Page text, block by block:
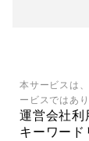
本サービスは
ービスではあり
運営会社利
キーワード